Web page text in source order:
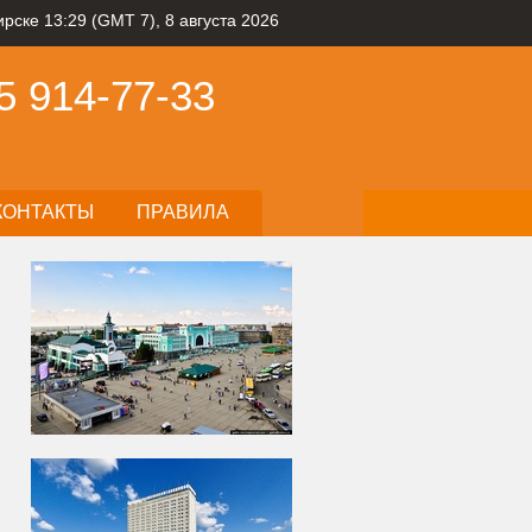
13:29 (GMT 7), 8 августа 2026
914-77-33
ПРАВИЛА